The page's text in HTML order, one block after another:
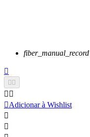
fiber_manual_record


 
Adicionar à Wishlist

